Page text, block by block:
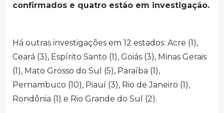
confirmados e quatro estão em investigação.
Há outras investigações em 12 estados: Acre (1),
Ceará (3), Espírito Santo (1), Goiás (3), Minas Gerais
(1), Mato Grosso do Sul (5), Paraíba (1),
Pernambuco (10), Piauí (3), Rio de Janeiro (1),
Rondônia (1) e Rio Grande do Sul (2).